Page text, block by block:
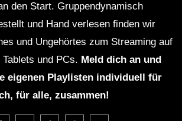
der Live-Veranstaltungen auf. Virtual
können zwar ein gewisses
Intensität vermitteln, ersetzen jedoch
Erlebnis eines echten
abzuwarten, wie sich die
Zukunft entwickeln wird und ob
eine Alternative oder eine
den Start. Gruppendynamisch
und Hand verlesen finden wir
und Ungehörtes zum Streaming auf
und PCs. Meld dich an und
eigenen Playlisten individuell für
für alle, zusammen!